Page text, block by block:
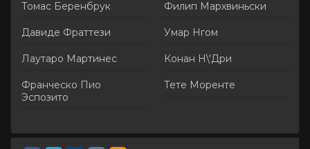
Томас Беренбрук
Давиде Фраттези
Лаутаро Мартинес
Франческо Пио
Эспозито
Филип Мархвиньски
Умар Нгом
Конан Н\'Дри
Тете Моренте